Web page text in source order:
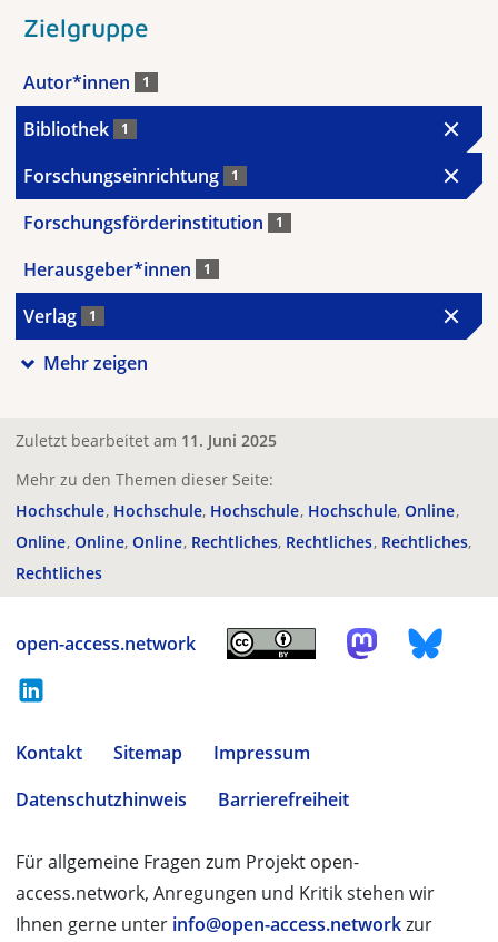
Zielgruppe
Autor*innen 1
Bibliothek 1
Forschungseinrichtung 1
Forschungsförderinstitution 1
Herausgeber*innen 1
Verlag 1
Mehr zeigen
Zuletzt bearbeitet am 11. Juni 2025
Mehr zu den Themen dieser Seite:
Hochschule Hochschule Hochschule Hochschule Online
Online Online Online Rechtliches Rechtliches Rechtliches
Rechtliches
open-access.network
Kontakt Sitemap
Impressum
Datenschutzhinweis
Barrierefreiheit
Für allgemeine Fragen zum Projekt open-
access.network, Anregungen und Kritik stehen wir
Ihnen gerne unter info@open-access.networkzur